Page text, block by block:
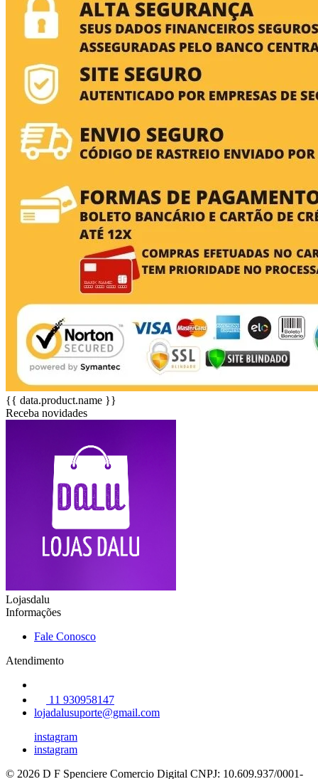
{{ data.product.name }}
Receba novidades
Lojasdalu
Informações
Fale Conosco
Atendimento
11 930958147
lojadalusuporte@gmail.com
instagram
instagram
© 2026 D F Spenciere Comercio Digital CNPJ: 10.609.937/0001-